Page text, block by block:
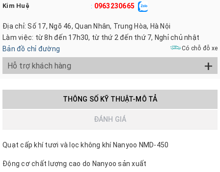
Kim Huệ : 0963230665
Địa chỉ: Số 17, Ngõ 46, Quan Nhân, Trung Hòa, Hà Nội
Làm việc: từ 8h đến 17h30, từ thứ 2 đến thứ 7, Nghỉ chủ nhật
Bản đồ chỉ đường
Có chỗ đỗ xe
Hỗ trợ khách hàng +
THÔNG SỐ KỸ THUẬT-MÔ TẢ
ĐÁNH GIÁ
Quạt cấp khí tươi và lọc không khí Nanyoo NMD-450
Động cơ chất lượng cao do Nanyoo sản xuất